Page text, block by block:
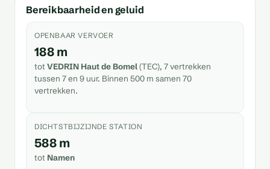
Bereikbaarheid en geluid
OPENBAAR VERVOER
188 m
tot VEDRIN Haut de Bomel(TEC), 7 vertrekken
tussen 7 en 9 uur. Binnen 500 m samen 70
vertrekken.
DICHTSTBIJZIJNDE STATION
588 m
tot Namen